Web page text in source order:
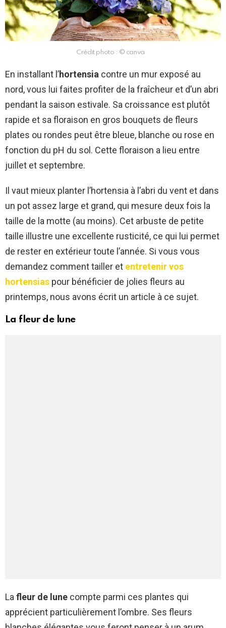
Crédit photo : © canva
En installant l’hortensia contre un mur exposé au
nord, vous lui faites profiter de la fraîcheur et d’un abri
pendant la saison estivale. Sa croissance est plutôt
rapide et sa floraison en gros bouquets de fleurs
plates ou rondes peut être bleue, blanche ou rose en
fonction du pH du sol. Cette floraison a lieu entre
juillet et septembre.
Il vaut mieux planter l’hortensia à l’abri du vent et dans
un pot assez large et grand, qui mesure deux fois la
taille de la motte (au moins). Cet arbuste de petite
taille illustre une excellente rusticité, ce qui lui permet
de rester en extérieur toute l’année. Si vous vous
demandez comment tailler et entretenir vos
hortensias pour bénéficier de jolies fleurs au
printemps, nous avons écrit un article à ce sujet.
La fleur de lune
Lafleur de lune compte parmi ces plantes qui
apprécient particulièrement l’ombre. Ses fleurs